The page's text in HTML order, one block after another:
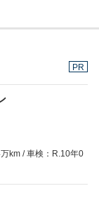
PR
km
車検：R.10年0